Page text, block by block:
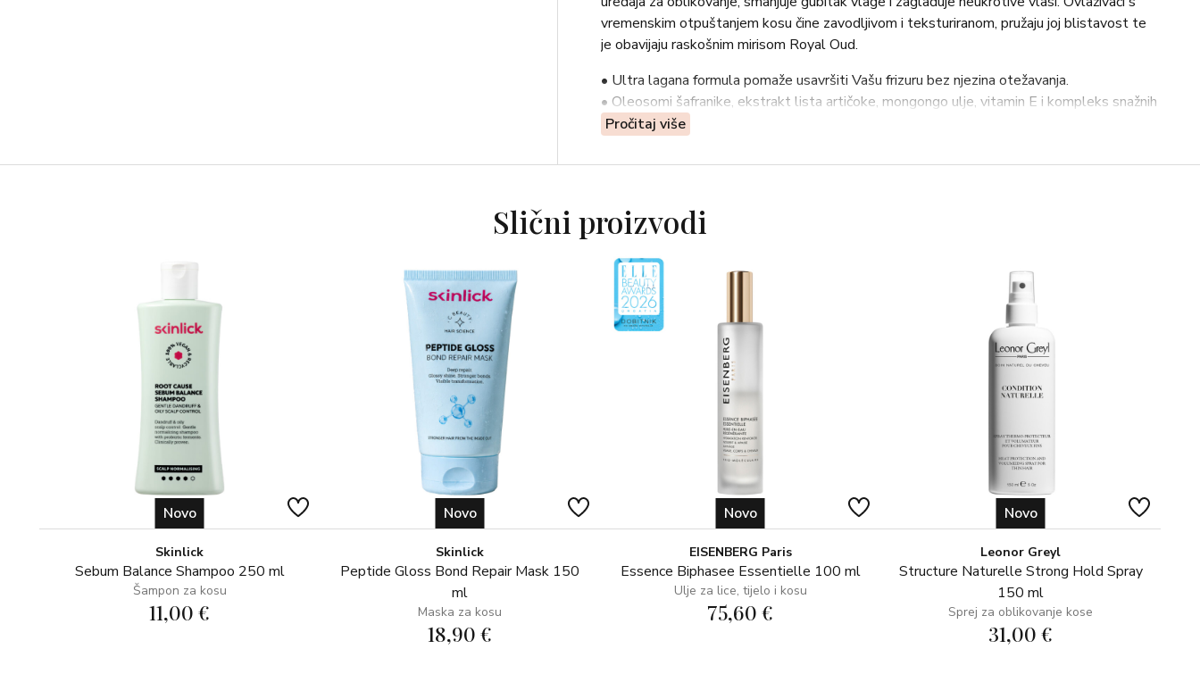
vremenskim otpuštanjem kosu čine zavodljivom i teksturiranom, pružaju joj blistavost te
je obavijaju raskošnim mirisom Royal Oud.
• Ultra lagana formula pomaže usavršiti Vašu frizuru bez njezina otežavanja.
• Oleosomi šafranike, ekstrakt lista artičoke, mongongo ulje, vitamin E i kompleks snažnih
L-aminokiselina stvaraju barijeru između lomljivih vlasi i UV zraka ili uređaja za oblikovanje
izvana.
Upotreba: Dobro protresite. Raspršite po mokroj ili suhoj kosi. Zagladite dlanovima,
Sastojci: Water (Aqua), PPG-26-Buteth -26, Silicone Quaternium-22, Fragrance
(Parfum), PEG-40 Hydrogenated Castor Oil, Sodium PCA, Cynara Scolymus (Artichoke)
Leaf Extract, Avena Sativa (Oat) Peptide, Sodium Lactate, Tributyl Citrate, Carthamus
Tinctorius (Safflower) Seed Oil, Schinziophyton Rautanenii Kernel Oil, Arginine, Aspartic
Acid, PCA, Glycine, Alanine, Serine, Valine, Proline, Threonine, Isoleucine, Histidine,
Phenylalanine, Panthenol, Polyglyceryl-3 Caprate, Dipropylene Glycol, Cocamidopropyl
Betaine, Ethylhexylglycerin, Hexylene Glycol, Acrylates/Methoxy PEG-10
Maleate/Styrene Copolymer, Glycerin, Buteth-3, Propanediol, Sodium Benzotriazolyl
Butylphenol Sulfonate, Styrax Benzoin Gum, Caprylyl Glycol, Phenoxyethanol,
Palmitamidopropyltrimonium Chloride, Propylene Glycol, 1,2-Hexanediol, Benzoic Acid,
Gluconolactone, Calcium Gluconate, Sodium Benzoate, Citric Acid, Amyl Cinnamal,
Benzyl Salicylate, Cinnamyl Alcohol, Citronellol, Limonene, Hexyl Cinnamal, Linalool,
*Proizvođač može odlučiti promijeniti sastav proizvoda. Kompletan i aktualan popis
sastojaka pročitajte na pakiranju.
Pročitaj više
Slični proizvodi
Novo
Skinlick
Sebum Balance Shampoo 250 ml
Šampon za kosu
11,00 €
Novo
Skinlick
Peptide Gloss Bond Repair Mask 150
ml
Maska za kosu
18,90 €
Novo
EISENBERG Paris
Essence Biphasee Essentielle 100 ml
Ulje za lice, tijelo i kosu
75,60 €
Novo
Leonor Greyl
Structure Naturelle Strong Hold Spray
150 ml
Sprej za oblikovanje kose
31,00 €